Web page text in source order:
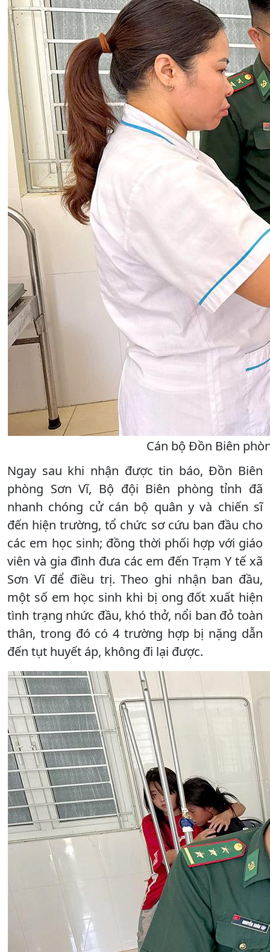
Cán bộ Đồn Biên
Ngay sau khi nhận được tin báo, Đồn Biên
phòng Sơn Vĩ, Bộ đội Biên phòng tỉnh đã
nhanh chóng cử cán bộ quân y và chiến sĩ
đến hiện trường, tổ chức sơ cứu ban đầu cho
các em học sinh; đồng thời phối hợp với giáo
viên và gia đình đưa các em đến Trạm Y tế xã
Sơn Vĩ để điều trị. Theo ghi nhận ban đầu,
một số em học sinh khi bị ong đốt xuất hiện
tình trạng nhức đầu, khó thở, nổi ban đỏ toàn
thân, trong đó có 4 trường hợp bị nặng dẫn
đến tụt huyết áp, không đi lại được.